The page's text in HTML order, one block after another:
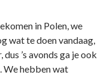
in Polen, we
wat te doen vandaag,
’s avonds ga je ook
We hebben wat